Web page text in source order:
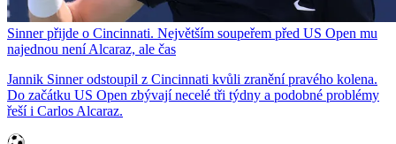
Sinner přijde o Cincinnati. Největším soupeřem před US Open mu
najednou není Alcaraz, ale čas
Jannik Sinner odstoupil z Cincinnati kvůli zranění pravého kolena.
Do začátku US Open zbývají necelé tři týdny a podobné problémy
řeší i Carlos Alcaraz.